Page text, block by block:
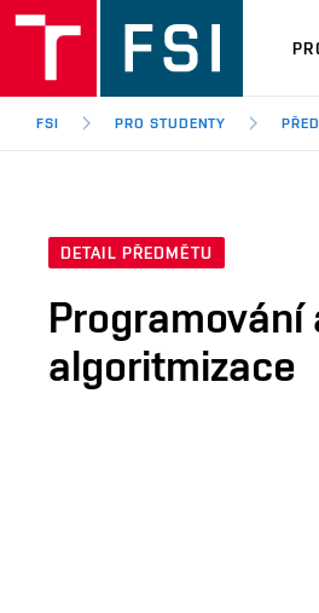
FSI PRO STUDENTY
DETAIL PŘEDMĚTU
Programování
algoritmizace